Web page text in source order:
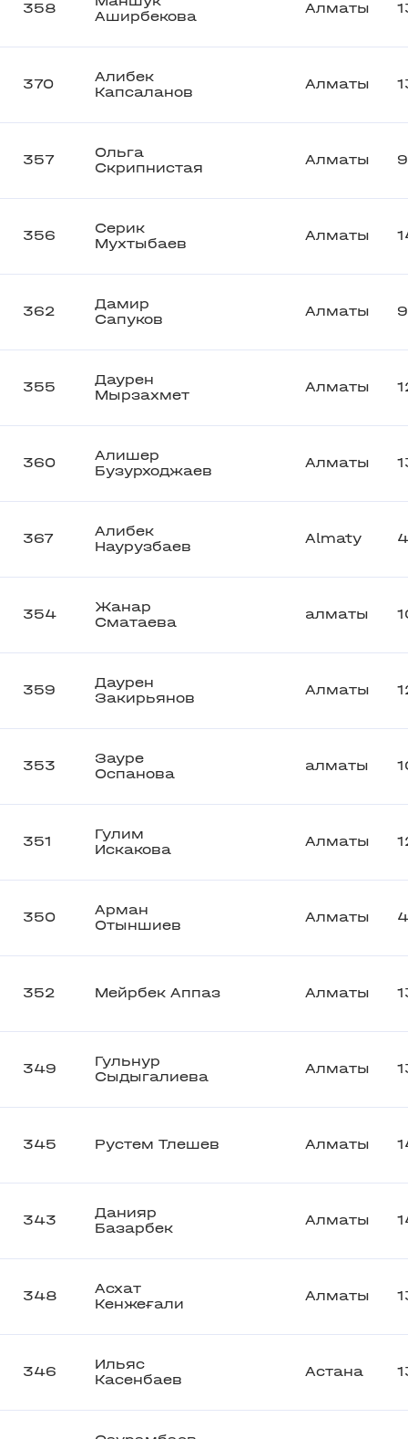
358
Аширбекова
Алматы
370
Алибек
Капсаланов
Алматы
357
Ольга
Скрипнистая
Алматы
356
Серик
Мухтыбаев
Алматы
362
Дамир
Сапуков
Алматы
355
Даурен
Мырзахмет
Алматы
360
Алишер
Бузурходжаев
Алматы
367
Алибек
Наурузбаев
Almaty
354
Жанар
Сматаева
алматы
359
Даурен
Закирьянов
Алматы
353
Зауре
Оспанова
алматы
351
Гулим
Искакова
Алматы
350
Арман
Отыншиев
Алматы
352 Мейрбек Аппаз Алматы
349
Гульнур
Сыдыгалиева
Алматы
345 Рустем Тлешев Алматы
343
Данияр
Базарбек
Алматы
348
Асхат
Кенжеғали
Алматы
346
Ильяс
Касенбаев
Астана